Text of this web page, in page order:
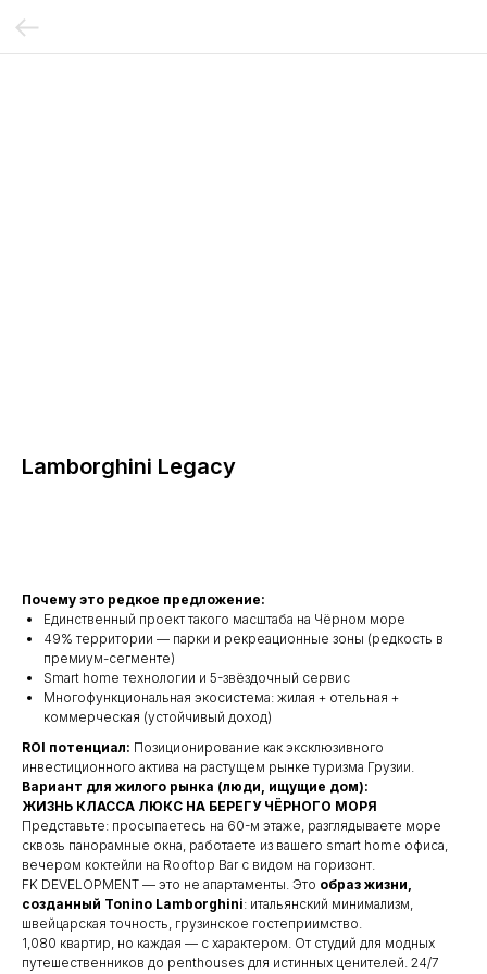
Lamborghini Legacy
Почему это редкое предложение:
Единственный проект такого масштаба на Чёрном море
49% территории — парки и рекреационные зоны (редкость в
премиум-сегменте)
Smart home технологии и 5-звёздочный сервис
Многофункциональная экосистема: жилая + отельная +
коммерческая (устойчивый доход)
ROI потенциал: Позиционирование как эксклюзивного
инвестиционного актива на растущем рынке туризма Грузии.
Вариант для жилого рынка (люди, ищущие дом):
ЖИЗНЬ КЛАССА ЛЮКС НА БЕРЕГУ ЧЁРНОГО МОРЯ
Представьте: просыпаетесь на 60-м этаже, разглядываете море
сквозь панорамные окна, работаете из вашего smart home офиса,
вечером коктейли на Rooftop Bar с видом на горизонт.
FK DEVELOPMENT — это не апартаменты. Это образ жизни,
созданный Tonino Lamborghini: итальянский минимализм,
швейцарская точность, грузинское гостеприимство.
1,080 квартир, но каждая — с характером. От студий для модных
путешественников до penthouses для истинных ценителей. 24/7